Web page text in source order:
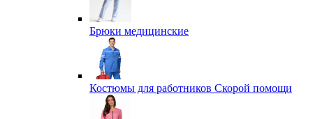
Брюки медицинские
Костюмы для работников Скорой помощи